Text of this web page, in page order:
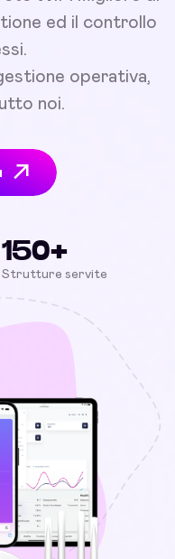
ed il controllo
operativa,
noi.
150+
Strutture servite